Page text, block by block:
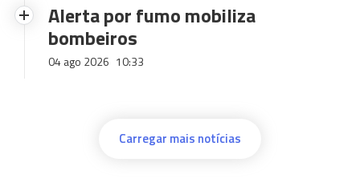
Alerta por fumo mobiliza
bombeiros
04 ago 2026 10:33
Carregar mais notícias